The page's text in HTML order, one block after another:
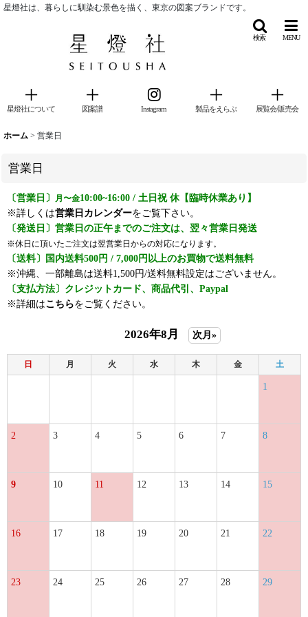
星燈社は、暮らしに馴染む景色を描く、東京の図案ブランドです。
検索 MENU
星燈社について 図案譜 Instagram 製品をえらぶ 展覧会/販売会
ホーム > 営業日
営業日
〔営業日〕 月〜金10:00~16:00 / 土日祝 休【臨時休業あり】
※詳しくは営業日カレンダーをご覧下さい。
〔発送日〕営業日の正午までのご注文は、翌々営業日発送
※休日に頂いたご注文は翌営業日からの対応になります。
〔送料〕国内送料500円 / 7,000円以上のお買物で送料無料
※沖縄、一部離島は送料1,500円/送料無料設定はございません。
〔支払方法〕クレジットカード、商品代引、Paypal
※詳細はこちらをご覧ください。
2026年8月 次月»
日 月 火 水 木 金 土
1
2 3 4 5 6 7 8
9 10 11 12 13 14 15
16 17 18 19 20 21 22
23 24 25 26 27 28 29